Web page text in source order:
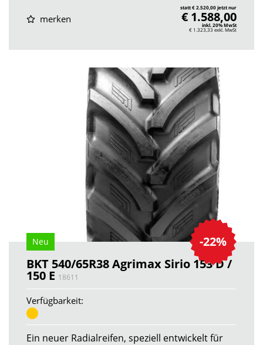
merken
statt € 2.520,00 jetzt nur
€ 1.588,00
inkl. 20% MwSt
€ 1.323,33 exkl. MwSt
-22%
Neu
BKT 540/65R38 Agrimax Sirio 153 D /
150 E 18611
Verfügbarkeit:
Ein neuer Radialreifen, speziell entwickelt für